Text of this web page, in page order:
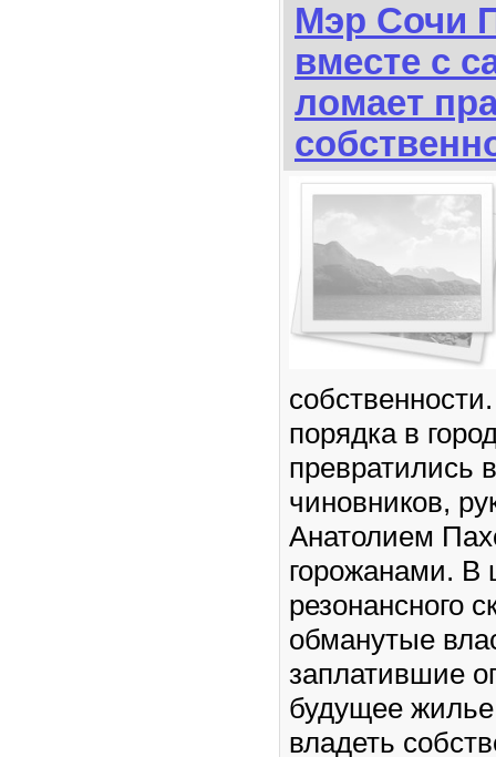
Мэр Сочи
вместе с
ломает
порядка в
превратились
чиновников,
Анатолием
горожанами. В
резонансного
обманутые
заплатившие
будущее
владеть